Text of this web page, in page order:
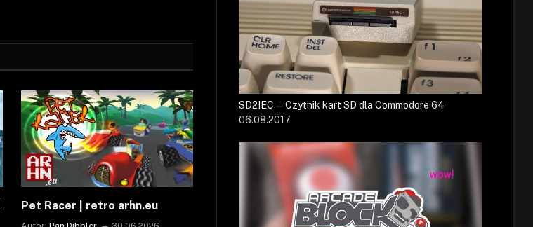
Pet Racer | retro arhn.eu
SD2IEC — Czytnik kart SD dla Commodore 64
06.08.2017